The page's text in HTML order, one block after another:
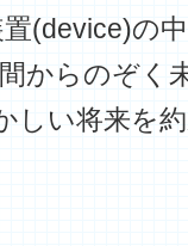
(device)の
からのぞく
しい将来を